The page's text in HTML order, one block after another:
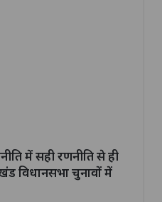
में सही रणनीति से ही
विधानसभा चुनावों में